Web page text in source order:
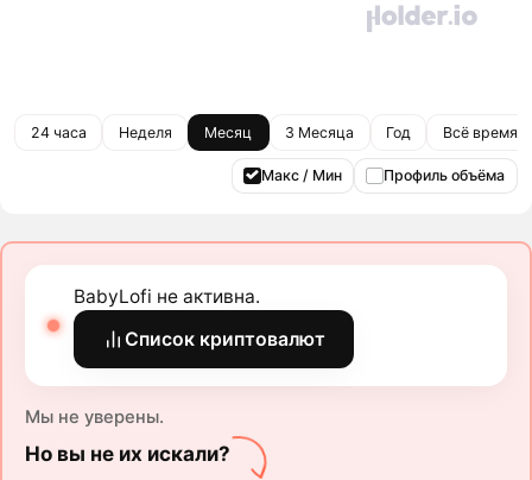
24 часа Неделя Месяц 3 Месяца Год Всё время
Макс / Мин Профиль объёма
BabyLofi не активна.
Список криптовалют
Мы не уверены.
Но вы не их искали?